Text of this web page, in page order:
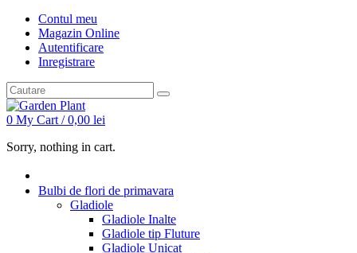
Contul meu
Magazin Online
Autentificare
Inregistrare
0 My Cart /0,00 lei
Sorry, nothing in cart.
Bulbi de flori de primavara
Gladiole
Gladiole Inalte
Gladiole tip Fluture
Gladiole Unicat